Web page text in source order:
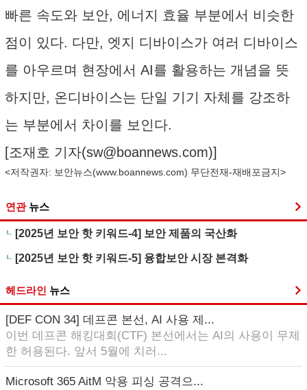
빠른 속도와 보안, 에너지 효율 부분에서 비슷한
점이 있다. 다만, 엣지 디바이스가 여러 디바이스
를 아우르며 현장에서 AI를 활용하는 개념을 뜻
하지만, 온디바이스는 단일 기기 자체를 강조하
는 부분에서 차이를 보인다.
[조재호 기자(sw@boannews.com)]
<저작권자: 보안뉴스(www.boannews.com) 무단전재-재배포금지>
연관 뉴스
[2025년 보안 핫 키워드-4] 보안 제품의 국산화
[2025년 보안 핫 키워드-5] 융합보안 시장 본격화
헤드라인 뉴스
[DEF CON 34] 데프콘 본선, AI 사용 제...
이번 데프콘 해킹대회(CTF) 본선에서는 AI의 사용이 무제
한 허용된다. 앞서 5월에 치러...
Microsoft 365 AitM 악용 피싱 공격으...